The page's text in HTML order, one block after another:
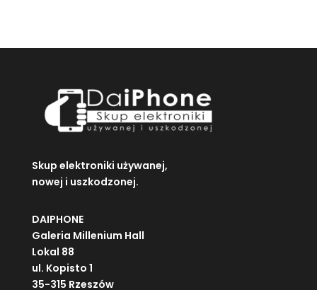
Skup elektroniki używanej,
nowej i uszkodzonej.
DAIPHONE
Galeria Millenium Hall
Lokal 88
ul. Kopisto 1
35-315 Rzeszów